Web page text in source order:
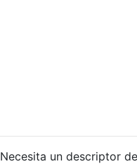
Necesita un descriptor